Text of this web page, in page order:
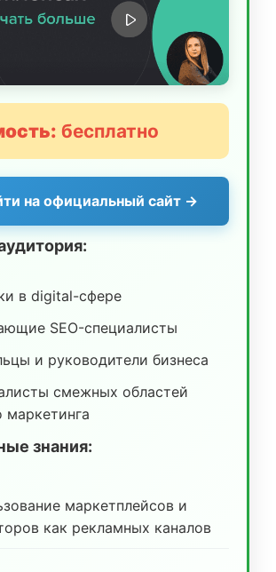
бесплатно
на официальный сайт →
в digital-сфере
SEO-специалисты
и руководители бизнеса
смежных областей
маркетинга
знания:
маркетплейсов и
как рекламных каналов